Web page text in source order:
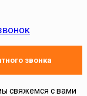
звонка
свяжемся с вами